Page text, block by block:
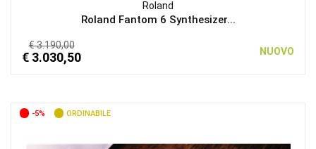
Roland
Roland Fantom 6 Synthesizer...
€ 3.190,00
€ 3.030,50 NUOVO
-5% ORDINABILE